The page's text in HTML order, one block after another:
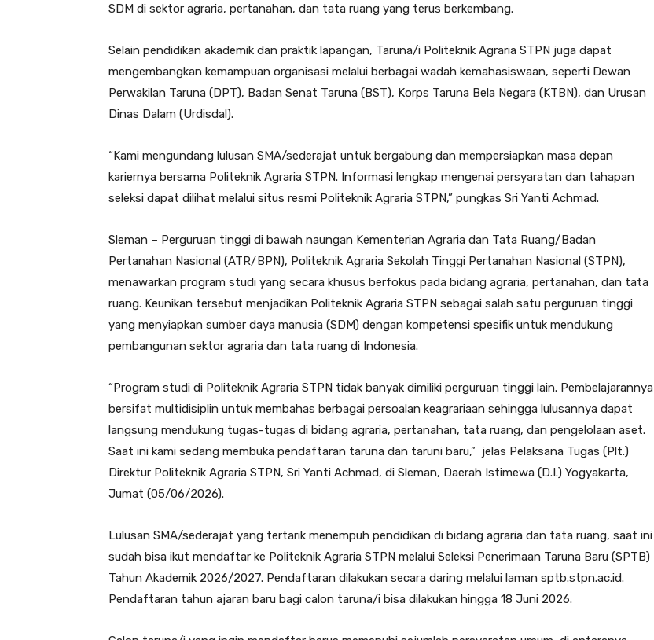
SDM di sektor agraria, pertanahan, dan tata ruang yang terus berkembang.
Selain pendidikan akademik dan praktik lapangan, Taruna/i Politeknik Agraria STPN juga dapat
mengembangkan kemampuan organisasi melalui berbagai wadah kemahasiswaan, seperti Dewan
Perwakilan Taruna (DPT), Badan Senat Taruna (BST), Korps Taruna Bela Negara (KTBN), dan Urusan
Dinas Dalam (Urdisdal).
“Kami mengundang lulusan SMA/sederajat untuk bergabung dan mempersiapkan masa depan
kariernya bersama Politeknik Agraria STPN. Informasi lengkap mengenai persyaratan dan tahapan
seleksi dapat dilihat melalui situs resmi Politeknik Agraria STPN,” pungkas Sri Yanti Achmad.
Sleman – Perguruan tinggi di bawah naungan Kementerian Agraria dan Tata Ruang/Badan
Pertanahan Nasional (ATR/BPN), Politeknik Agraria Sekolah Tinggi Pertanahan Nasional (STPN),
menawarkan program studi yang secara khusus berfokus pada bidang agraria, pertanahan, dan tata
ruang. Keunikan tersebut menjadikan Politeknik Agraria STPN sebagai salah satu perguruan tinggi
yang menyiapkan sumber daya manusia (SDM) dengan kompetensi spesifik untuk mendukung
pembangunan sektor agraria dan tata ruang di Indonesia.
“Program studi di Politeknik Agraria STPN tidak banyak dimiliki perguruan tinggi lain. Pembelajarannya
bersifat multidisiplin untuk membahas berbagai persoalan keagrariaan sehingga lulusannya dapat
langsung mendukung tugas-tugas di bidang agraria, pertanahan, tata ruang, dan pengelolaan aset.
Saat ini kami sedang membuka pendaftaran taruna dan taruni baru,” jelas Pelaksana Tugas (Plt.)
Direktur Politeknik Agraria STPN, Sri Yanti Achmad, di Sleman, Daerah Istimewa (D.I.) Yogyakarta,
Jumat (05/06/2026).
Lulusan SMA/sederajat yang tertarik menempuh pendidikan di bidang agraria dan tata ruang, saat ini
sudah bisa ikut mendaftar ke Politeknik Agraria STPN melalui Seleksi Penerimaan Taruna Baru (SPTB)
Tahun Akademik 2026/2027. Pendaftaran dilakukan secara daring melalui laman sptb.stpn.ac.id.
Pendaftaran tahun ajaran baru bagi calon taruna/i bisa dilakukan hingga 18 Juni 2026.